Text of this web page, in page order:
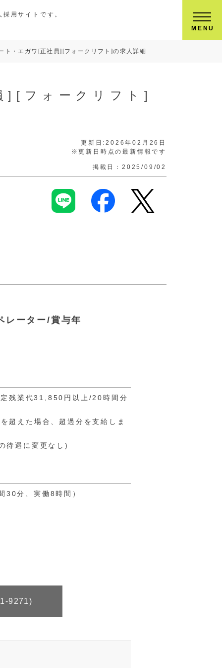
用サイトです。
MENU
ト・エガワ[正社員][フォークリフト]の求人詳細
][フォークリフト]
更新日:2026年02月26日
※更新日時点の最新情報です
掲載日：2025/09/02
レーター/賞与年
残業代31,850円以上/20時間分
超えた場合、超過分を支給しま
待遇に変更なし)
分、実働8時間）
9271)